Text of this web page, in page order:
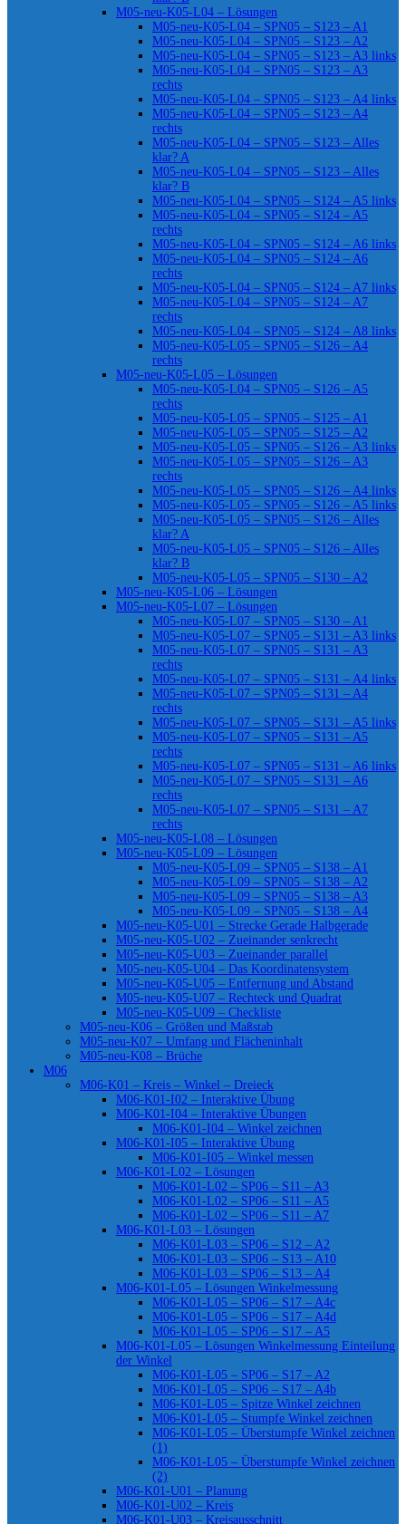
M05-neu-K05-L04 – Lösungen
M05-neu-K05-L04 – SPN05 – S123 – A1
M05-neu-K05-L04 – SPN05 – S123 – A2
M05-neu-K05-L04 – SPN05 – S123 – A3 links
M05-neu-K05-L04 – SPN05 – S123 – A3
rechts
M05-neu-K05-L04 – SPN05 – S123 – A4 links
M05-neu-K05-L04 – SPN05 – S123 – A4
rechts
M05-neu-K05-L04 – SPN05 – S123 – Alles
klar? A
M05-neu-K05-L04 – SPN05 – S123 – Alles
klar? B
M05-neu-K05-L04 – SPN05 – S124 – A5 links
M05-neu-K05-L04 – SPN05 – S124 – A5
rechts
M05-neu-K05-L04 – SPN05 – S124 – A6 links
M05-neu-K05-L04 – SPN05 – S124 – A6
rechts
M05-neu-K05-L04 – SPN05 – S124 – A7 links
M05-neu-K05-L04 – SPN05 – S124 – A7
rechts
M05-neu-K05-L04 – SPN05 – S124 – A8 links
M05-neu-K05-L05 – SPN05 – S126 – A4
rechts
M05-neu-K05-L05 – Lösungen
M05-neu-K05-L04 – SPN05 – S126 – A5
rechts
M05-neu-K05-L05 – SPN05 – S125 – A1
M05-neu-K05-L05 – SPN05 – S125 – A2
M05-neu-K05-L05 – SPN05 – S126 – A3 links
M05-neu-K05-L05 – SPN05 – S126 – A3
rechts
M05-neu-K05-L05 – SPN05 – S126 – A4 links
M05-neu-K05-L05 – SPN05 – S126 – A5 links
M05-neu-K05-L05 – SPN05 – S126 – Alles
klar? A
M05-neu-K05-L05 – SPN05 – S126 – Alles
klar? B
M05-neu-K05-L05 – SPN05 – S130 – A2
M05-neu-K05-L06 – Lösungen
M05-neu-K05-L07 – Lösungen
M05-neu-K05-L07 – SPN05 – S130 – A1
M05-neu-K05-L07 – SPN05 – S131 – A3 links
M05-neu-K05-L07 – SPN05 – S131 – A3
rechts
M05-neu-K05-L07 – SPN05 – S131 – A4 links
M05-neu-K05-L07 – SPN05 – S131 – A4
rechts
M05-neu-K05-L07 – SPN05 – S131 – A5 links
M05-neu-K05-L07 – SPN05 – S131 – A5
rechts
M05-neu-K05-L07 – SPN05 – S131 – A6 links
M05-neu-K05-L07 – SPN05 – S131 – A6
rechts
M05-neu-K05-L07 – SPN05 – S131 – A7
rechts
M05-neu-K05-L08 – Lösungen
M05-neu-K05-L09 – Lösungen
M05-neu-K05-L09 – SPN05 – S138 – A1
M05-neu-K05-L09 – SPN05 – S138 – A2
M05-neu-K05-L09 – SPN05 – S138 – A3
M05-neu-K05-L09 – SPN05 – S138 – A4
M05-neu-K05-U01 – Strecke Gerade Halbgerade
M05-neu-K05-U02 – Zueinander senkrecht
M05-neu-K05-U03 – Zueinander parallel
M05-neu-K05-U04 – Das Koordinatensystem
M05-neu-K05-U05 – Entfernung und Abstand
M05-neu-K05-U07 – Rechteck und Quadrat
M05-neu-K05-U09 – Checkliste
M05-neu-K06 – Größen und Maßstab
M05-neu-K07 – Umfang und Flächeninhalt
M05-neu-K08 – Brüche
M06
M06-K01 – Kreis – Winkel – Dreieck
M06-K01-I02 – Interaktive Übung
M06-K01-I04 – Interaktive Übungen
M06-K01-I04 – Winkel zeichnen
M06-K01-I05 – Interaktive Übung
M06-K01-I05 – Winkel messen
M06-K01-L02 – Lösungen
M06-K01-L02 – SP06 – S11 – A3
M06-K01-L02 – SP06 – S11 – A5
M06-K01-L02 – SP06 – S11 – A7
M06-K01-L03 – Lösungen
M06-K01-L03 – SP06 – S12 – A2
M06-K01-L03 – SP06 – S13 – A10
M06-K01-L03 – SP06 – S13 – A4
M06-K01-L05 – Lösungen Winkelmessung
M06-K01-L05 – SP06 – S17 – A4c
M06-K01-L05 – SP06 – S17 – A4d
M06-K01-L05 – SP06 – S17 – A5
M06-K01-L05 – Lösungen Winkelmessung Einteilung
der Winkel
M06-K01-L05 – SP06 – S17 – A2
M06-K01-L05 – SP06 – S17 – A4b
M06-K01-L05 – Spitze Winkel zeichnen
M06-K01-L05 – Stumpfe Winkel zeichnen
M06-K01-L05 – Überstumpfe Winkel zeichnen
(1)
M06-K01-L05 – Überstumpfe Winkel zeichnen
(2)
M06-K01-U01 – Planung
M06-K01-U02 – Kreis
M06-K01-U03 – Kreisausschnitt